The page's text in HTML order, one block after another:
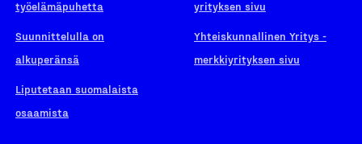
työelämäpuhetta
Suunnittelulla on
alkuperänsä
Liputetaan suomalaista
osaamista
yrityksen sivu
Yhteiskunnallinen Yritys -
merkkiyrityksen sivu